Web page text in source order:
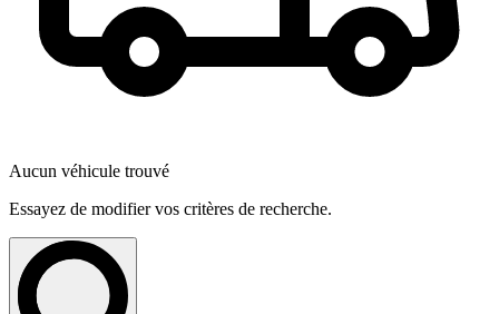
Aucun véhicule trouvé
Essayez de modifier vos critères de recherche.